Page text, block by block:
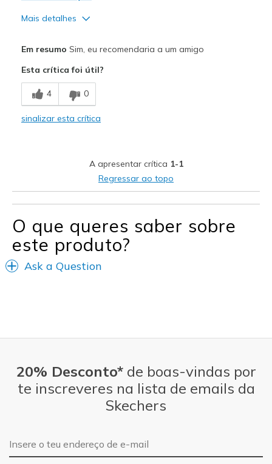
Mais detalhes
Breathe Well
Comfortable
Feels true to width
Sizing
Feels true to size
Em resumo Sim, eu recomendaria a um amigo
Esta crítica foi útil?
4 0
sinalizar esta crítica
A apresentar crítica 1-1
Regressar ao topo
O que queres saber sobre
este produto?
Ask a Question
20% Desconto*de boas-vindas por
te inscreveres na lista de emails da
Skechers
Endereço de e-mail